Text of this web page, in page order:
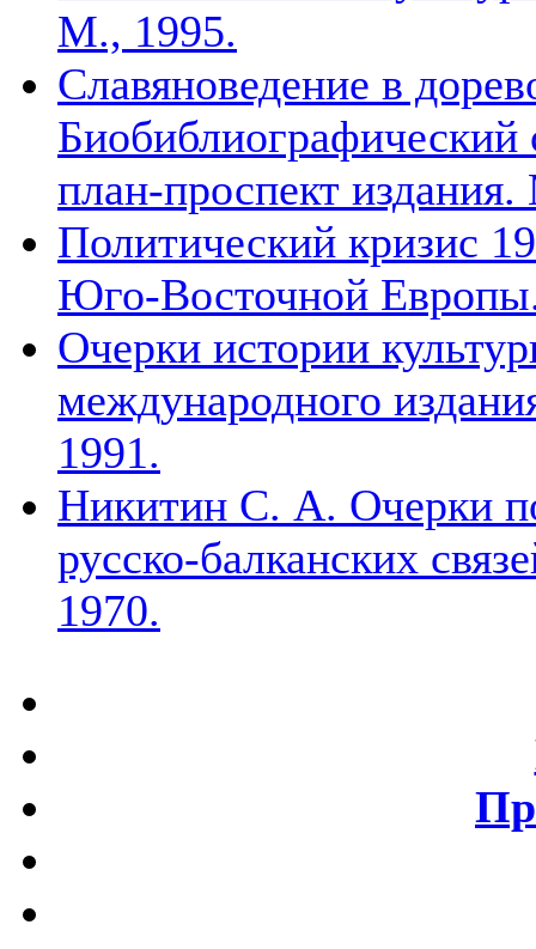
М., 1995.
Славяноведение в
план-проспект
Политический кризис
Юго-Восточной
Очерки истории
международного
1991.
Никитин С. А. Очерки
русско-балканских
1970.